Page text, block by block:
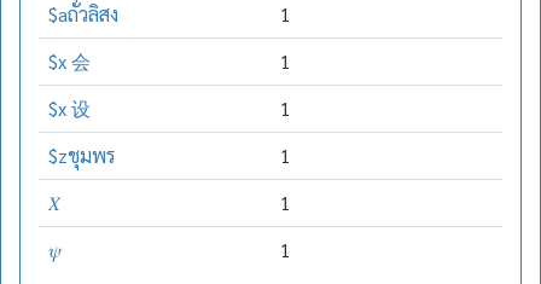
$aถั่วลิสง
1
$x 会
1
$x 设
1
$zชุมพร
1
𝑋
1
𝜓
1